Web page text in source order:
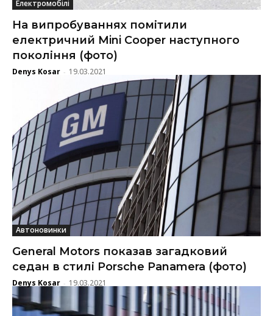
Електромобілі
На випробуваннях помітили
електричний Mini Cooper наступного
покоління (фото)
Denys Kosar - 19.03.2021
Автоновинки
General Motors показав загадковий
седан в стилі Porsche Panamera (фото)
Denys Kosar - 19.03.2021